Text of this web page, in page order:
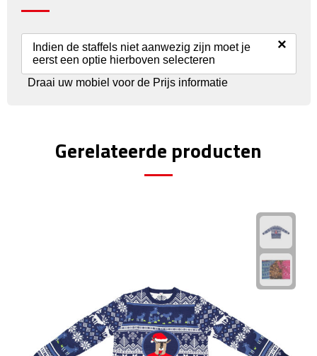
Reisstekkers
Reissetjes
Auto Accessoires
Indien de staffels niet aanwezig zijn moet je
eerst een optie hierboven selecteren
×
Draai uw mobiel voor de Prijs informatie
Gerelateerde producten